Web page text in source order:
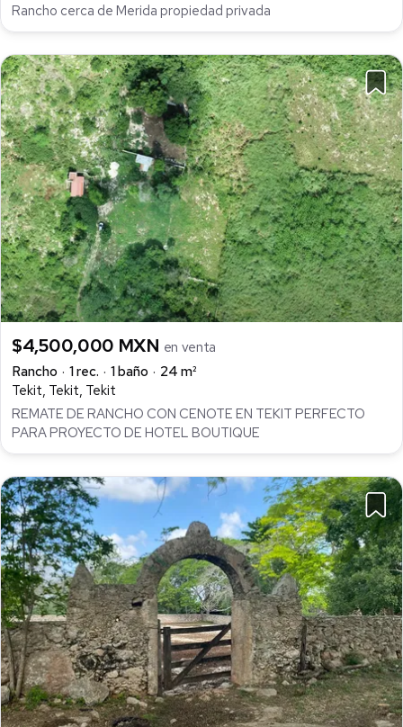
Rancho cerca de Merida propiedad privada
$4,500,000 MXN en venta
Rancho
1 rec. 1 baño
24 m²
Tekit, Tekit, Tekit
REMATE DE RANCHO CON CENOTE EN TEKIT PERFECTO
PARA PROYECTO DE HOTEL BOUTIQUE